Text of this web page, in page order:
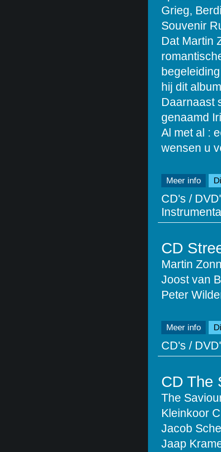
Grieg,
Souvenir
Dat Martin
hij dit
Daarnaast
genaamd
Al met al :
wensen u
Meer info
CD's /
CD
Martin
Joost van
Peter
Meer info
CD's /
CD The
The
Kleinkoor
Jacob
Jaap